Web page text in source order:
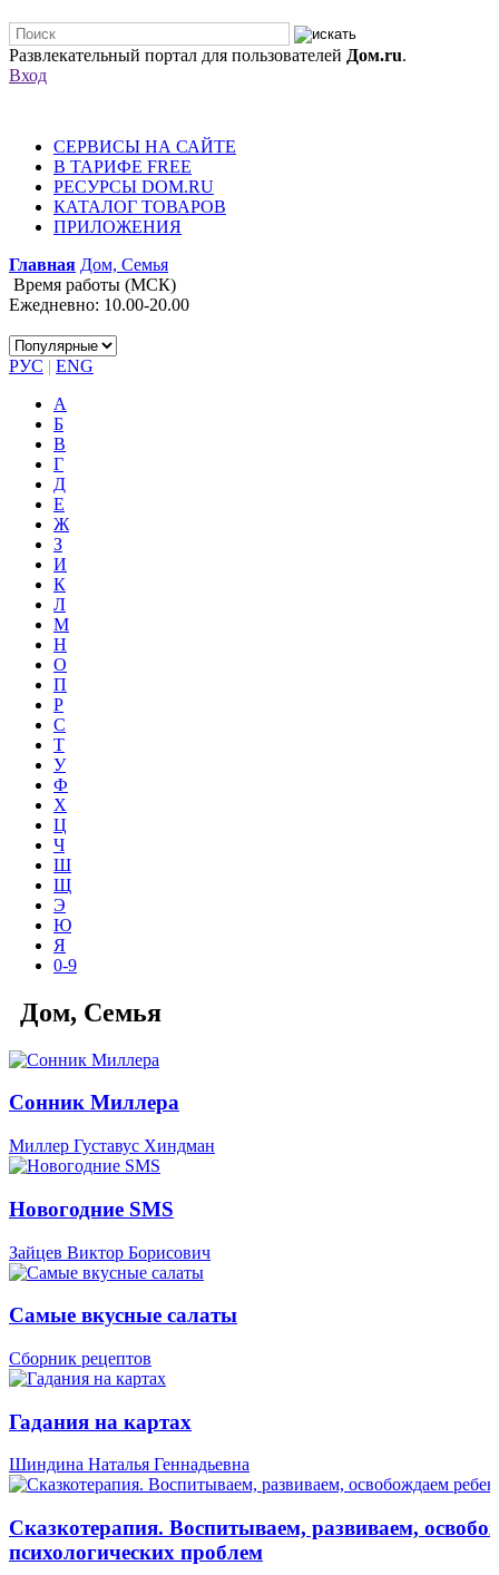
Развлекательный портал для пользователей Дом.ru.
Вход
СЕРВИСЫ НА САЙТЕ
В ТАРИФЕ FREE
РЕСУРСЫ DOM.RU
КАТАЛОГ ТОВАРОВ
ПРИЛОЖЕНИЯ
Главная Дом, Семья
Время работы (МСК)
Ежедневно: 10.00-20.00
РУС | ENG
А
Б
В
Г
Д
Е
Ж
З
И
К
Л
М
Н
О
П
Р
С
Т
У
Ф
Х
Ц
Ч
Ш
Щ
Э
Ю
Я
0-9
Дом, Семья
Сонник Миллера
Миллер Густавус Хиндман
Новогодние SMS
Зайцев Виктор Борисович
Самые вкусные салаты
Сборник рецептов
Гадания на картах
Шиндина Наталья Геннадьевна
Сказкотерапия. Воспитываем, развиваем,
психологических проблем